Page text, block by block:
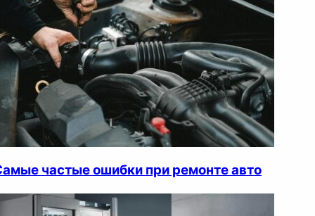
частые ошибки при ремонте авто